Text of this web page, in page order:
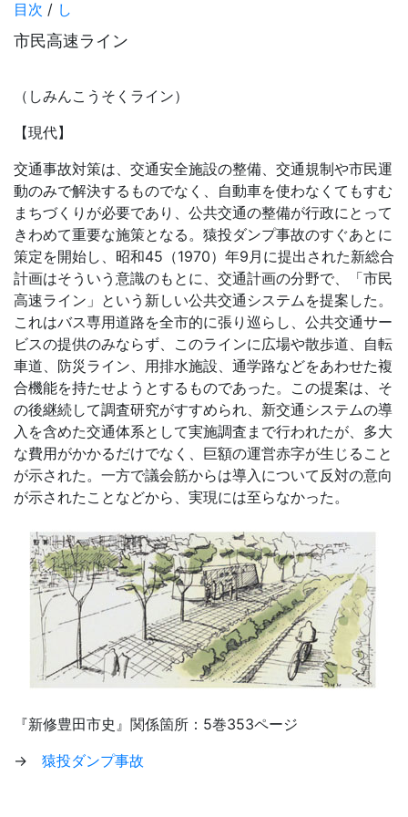
目次 / し
市民高速ライン
（しみんこうそくライン）
【現代】
交通事故対策は、交通安全施設の整備、交通規制や市民運
動のみで解決するものでなく、自動車を使わなくてもすむ
まちづくりが必要であり、公共交通の整備が行政にとって
きわめて重要な施策となる。猿投ダンプ事故のすぐあとに
策定を開始し、昭和45（1970）年9月に提出された新総合
計画はそういう意識のもとに、交通計画の分野で、「市民
高速ライン」という新しい公共交通システムを提案した。
これはバス専用道路を全市的に張り巡らし、公共交通サー
ビスの提供のみならず、このラインに広場や散歩道、自転
車道、防災ライン、用排水施設、通学路などをあわせた複
合機能を持たせようとするものであった。この提案は、そ
の後継続して調査研究がすすめられ、新交通システムの導
入を含めた交通体系として実施調査まで行われたが、多大
な費用がかかるだけでなく、巨額の運営赤字が生じること
が示された。一方で議会筋からは導入について反対の意向
が示されたことなどから、実現には至らなかった。
『新修豊田市史』関係箇所：5巻353ページ
→ 猿投ダンプ事故